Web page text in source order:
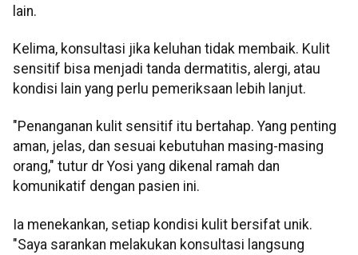
lain.
Kelima, konsultasi jika keluhan tidak membaik. Kulit
sensitif bisa menjadi tanda dermatitis, alergi, atau
kondisi lain yang perlu pemeriksaan lebih lanjut.
"Penanganan kulit sensitif itu bertahap. Yang penting
aman, jelas, dan sesuai kebutuhan masing-masing
orang," tutur dr Yosi yang dikenal ramah dan
komunikatif dengan pasien ini.
Ia menekankan, setiap kondisi kulit bersifat unik.
"Saya sarankan melakukan konsultasi langsung